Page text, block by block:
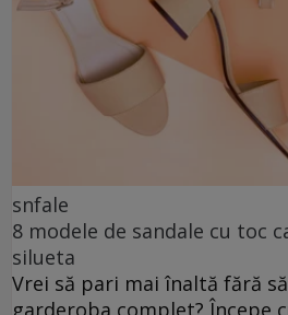
snfale
8 modele de sandale cu toc
silueta
Vrei să pari mai înaltă fără
garderoba complet? Începe